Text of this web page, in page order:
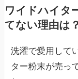
ワイドハイタ
てない理由は？
洗濯で愛用して
ター粉末が売っ